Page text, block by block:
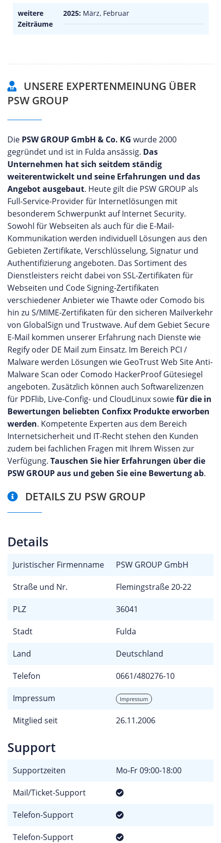
weitere
Zeiträume
2025: März, Februar
UNSERE EXPERTENMEINUNG ÜBER
PSW GROUP
Die PSW GROUP GmbH & Co. KG wurde 2000
gegründet und ist in Fulda ansässig. Das
Unternehmen hat sich seitdem ständig
weiterentwickelt und seine Erfahrungen und das
Angebot ausgebaut. Heute gilt die PSW GROUP als
Full-Service-Provider für Internetlösungen mit
besonderem Schwerpunkt auf Internet Security.
Sowohl für Webseiten als auch für die E-Mail-
Kommunikation werden individuell Lösungen aus den
Gebieten Zertifikate, Verschlüsselung, Signatur und
Authentifizierung angeboten. Das Sortiment des
Dienstleisters reicht dabei von SSL-Zertifikaten für
Webseiten und Code Signing-Zertifikaten
verschiedener Anbieter wie Thawte oder Comodo bis
hin zu S/MIME-Zertifikaten für den sicheren Mailverkehr
von GlobalSign und Trustwave. Auf dem Gebiet Secure
E-Mail kommen unserer Erfahrung nach Dienste wie
Regify oder DE Mail zum Einsatz. Im Bereich PCI /
Malware werden Lösungen wie GeoTrust Web Site Anti-
Malware Scan oder Comodo HackerProof Gütesiegel
angeboten. Zusätzlich können auch Softwarelizenzen
für PDFlib, Live-Config- und CloudLinux sowiefür die in
Bewertungen beliebten Confixx Produkte erworben
werden. Kompetente Experten aus dem Bereich
Internetsicherheit und IT-Recht stehen den Kunden
zudem bei fachlichen Fragen mit Ihrem Wissen zur
Verfügung. Tauschen Sie hier Erfahrungen über die
PSW GROUP aus und geben Sie eine Bewertung ab.
DETAILS ZU PSW GROUP
Details
Juristischer Firmenname PSW GROUP GmbH
Straße und Nr. Flemingstraße 20-22
PLZ 36041
Stadt Fulda
Land Deutschland
Telefon 0661/480276-10
Impressum Impressum
Mitglied seit 26.11.2006
Support
Supportzeiten Mo-Fr 09:00-18:00
Mail/Ticket-Support
Telefon-Support
Telefon-Support